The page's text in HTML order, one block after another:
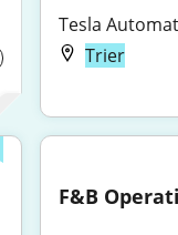
Tesla
Trier
F&B